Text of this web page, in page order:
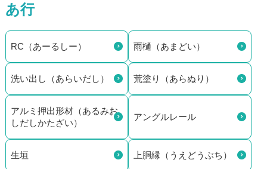
あ行
RC（あーるしー） 雨樋（あまどい）
洗い出し（あらいだし） 荒塗り（あらぬり）
アルミ押出形材（あるみお
しだしかたざい）
アングルレール
生垣 上胴縁（うえどうぶち）